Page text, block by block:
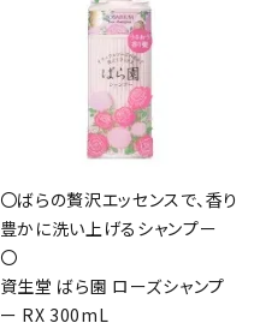
〇ばらの贅沢エッセンスで、香り
豊かに洗い上げるシャンプー
資生堂 ばら園 ローズシャンプ
ー RX 300mL